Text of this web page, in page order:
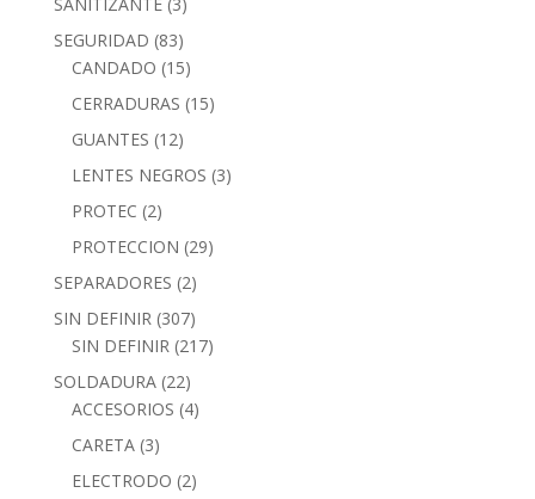
SANITIZANTE (3)
SEGURIDAD (83)
CANDADO (15)
CERRADURAS (15)
GUANTES (12)
LENTES NEGROS (3)
PROTEC (2)
PROTECCION (29)
SEPARADORES (2)
SIN DEFINIR (307)
SIN DEFINIR (217)
SOLDADURA (22)
ACCESORIOS (4)
CARETA (3)
ELECTRODO (2)